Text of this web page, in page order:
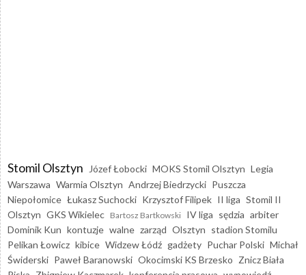
Stomil Olsztyn Józef Łobocki MOKS Stomil Olsztyn Legia
Warszawa Warmia Olsztyn Andrzej Biedrzycki Puszcza
Niepołomice Łukasz Suchocki Krzysztof Filipek II liga Stomil II
Olsztyn GKS Wikielec Bartosz Bartkowski IV liga sędzia arbiter
Dominik Kun kontuzje walne zarząd Olsztyn stadion Stomilu
Pelikan Łowicz kibice Widzew Łódź gadżety Puchar Polski Michał
Świderski Paweł Baranowski Okocimski KS Brzesko Znicz Biała